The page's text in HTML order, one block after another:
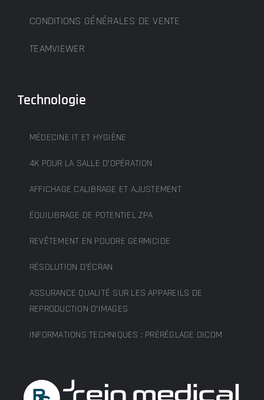
CONDITIONS GÉNÉRALES DE VENTE
TEAMVIEWER
Technologie
MÉDECINE IT ET HYGIÈNE
4K POUR LA SALLE D’OPÉRATION
AFFICHAGE CALIBRAGE ET AJUSTEMENT
ÉQUILIBRAGE DE POTENTIEL ZPA
REVÊTEMENT EN POUDRE GERMICIDE
RÉSOLUTION D’ÉCRAN
ASSURANCE QUALITÉ SUR LES APPAREILS DE
REPRODUCTION D’IMAGES
INFORMATIONS TECHNIQUES : PRÉRÉGLAGE DICOM